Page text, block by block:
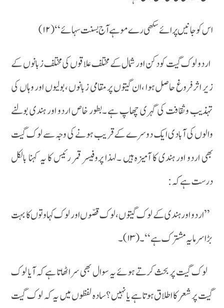
اس کو جانیں پرائے سکھی رے موہے آج بسنت سہائے ‘‘ (۱۲)
اردو لوک گیت کو دکن اور شمال کے مختلف علاقوں کی مختلف زبانوں کے
زیر اثر فروغ حاصل ہوا ،ان گیتوں پر مقامی زبانوں ،بولیوں اور وہاں کی
تہذیب وثقافت کی گہری چھاپ ہے ۔بطور خاص اردو اور ہندی بولنے
والوں کی آبادی ایک دوسرے کے قریب ہونے کی وجہ سے لوک گیت
بھی اردو اور ہندی کا آمیزہ ہیں ۔لہذا پروفیسر قمر رئیس کا یہ کہنا بالکل
درست ہے کہ:
’’اردو اور ہندی کے لوک گیتوں ،لوک قصّوں اور لوک کہاوتوں کا بہت
بڑا سرمایہ مشترک ہے‘‘۔ (۱۳)۔
لوک گیت پر بحث کرتے ہوئے یہ سوال بھی سر اٹھاتا ہے کہ آیا لوک
گیت پر شعر کا اطلاق ہوتا ہے یا نہیں ؟سادہ لفظوں میں یہ کہ لوک گیت